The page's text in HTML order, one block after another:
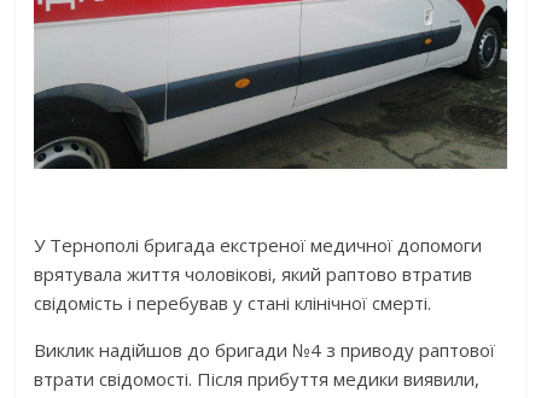
У Тернополі бригада екстреної медичної допомоги
врятувала життя чоловікові, який раптово втратив
свідомість і перебував у стані клінічної смерті.
Виклик надійшов до бригади №4 з приводу раптової
втрати свідомості. Після прибуття медики виявили,